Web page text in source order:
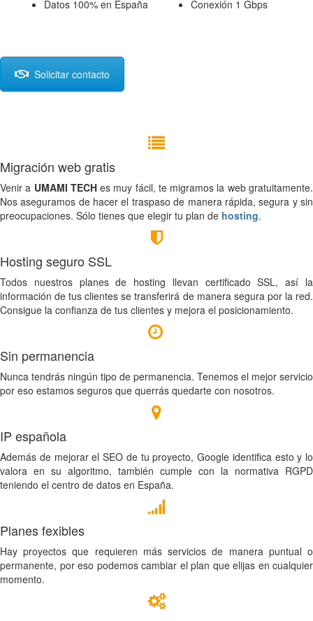
Datos 100% en España Conexión 1 Gbps
Solicitar contacto
Migración web gratis
Venir a UMAMI TECHes muy fácil, te migramos la web gratuitamente.
Nos aseguramos de hacer el traspaso de manera rápida, segura y sin
preocupaciones. Sólo tienes que elegir tu plan de hosting.
Hosting seguro SSL
Todos nuestros planes de hosting llevan certificado SSL, así la
información de tus clientes se transferirá de manera segura por la red.
Consigue la confianza de tus clientes y mejora el posicionamiento.
Sin permanencia
Nunca tendrás ningún tipo de permanencia. Tenemos el mejor servicio
por eso estamos seguros que querrás quedarte con nosotros.
IP española
Además de mejorar el SEO de tu proyecto, Google identifica esto y lo
valora en su algoritmo, también cumple con la normativa RGPD
teniendo el centro de datos en España.
Planes fexibles
Hay proyectos que requieren más servicios de manera puntual o
permanente, por eso podemos cambiar el plan que elijas en cualquier
momento.